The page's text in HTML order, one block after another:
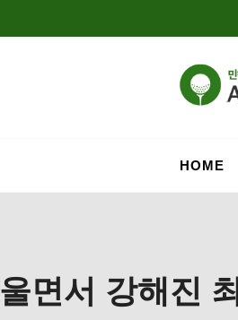
HOME
울면서 강해진